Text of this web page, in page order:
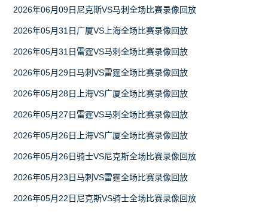
2026年06月09日尼克斯VS马刺全场比赛录像回放
2026年05月31日广厦VS上海全场比赛录像回放
2026年05月31日雷霆VS马刺全场比赛录像回放
2026年05月29日马刺VS雷霆全场比赛录像回放
2026年05月28日上海VS广厦全场比赛录像回放
2026年05月27日雷霆VS马刺全场比赛录像回放
2026年05月26日上海VS广厦全场比赛录像回放
2026年05月26日骑士VS尼克斯全场比赛录像回放
2026年05月23日马刺VS雷霆全场比赛录像回放
2026年05月22日尼克斯VS骑士全场比赛录像回放